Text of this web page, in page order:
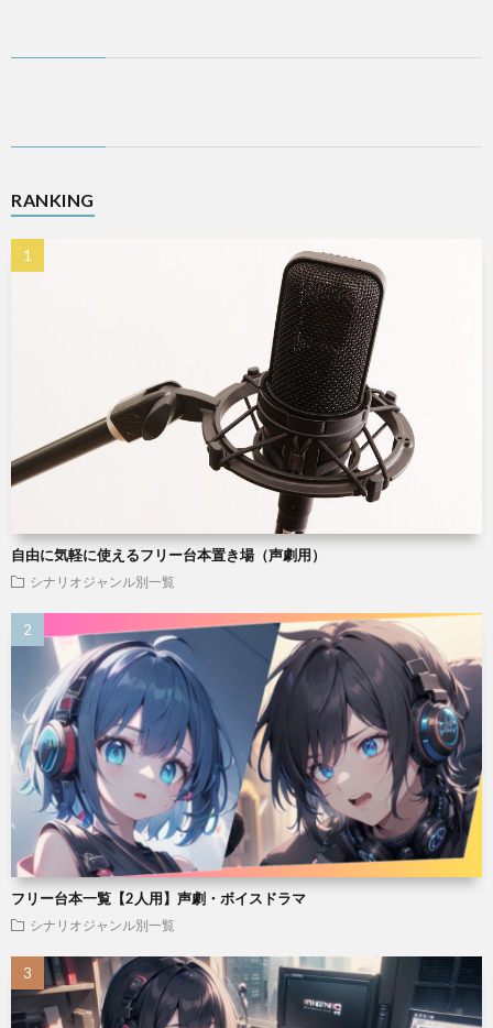
RANKING
自由に気軽に使えるフリー台本置き場（声劇用）
シナリオジャンル別一覧
フリー台本一覧【2人用】声劇・ボイスドラマ
シナリオジャンル別一覧